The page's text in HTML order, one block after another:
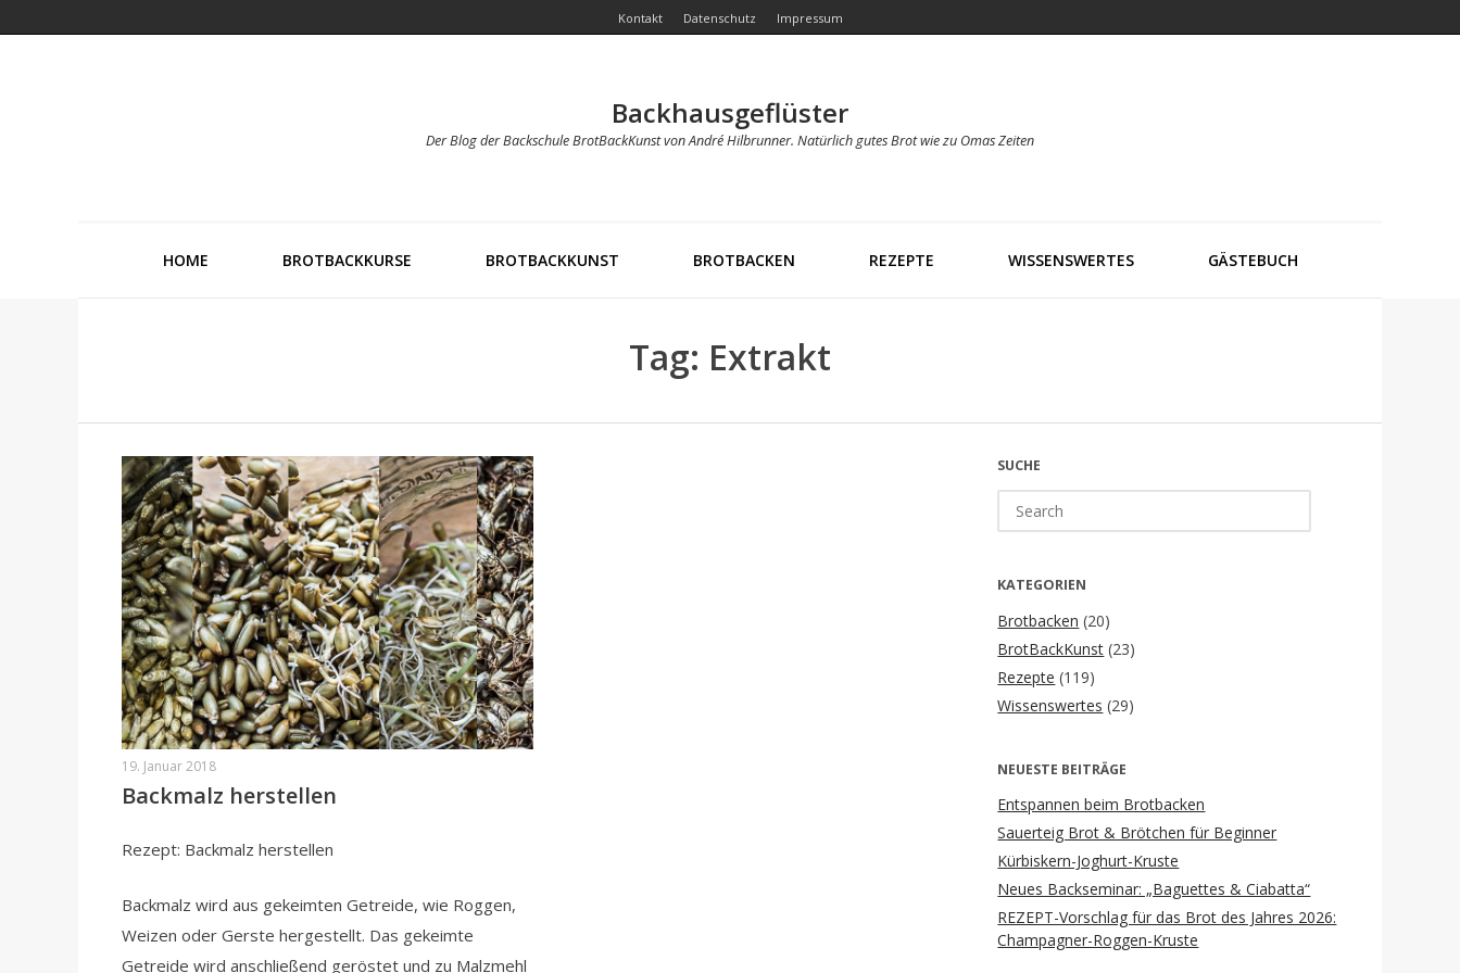
Kontakt Datenschutz Impressum
Backhausgeflüster
Der Blog der Backschule BrotBackKunst von André Hilbrunner. Natürlich gutes Brot wie zu Omas Zeiten
HOME BROTBACKKURSE BROTBACKKUNST BROTBACKEN REZEPTE WISSENSWERTES GÄSTEBUCH
Tag: Extrakt
19. Januar 2018
Backmalz herstellen
Rezept: Backmalz herstellen
Backmalz wird aus gekeimten Getreide, wie Roggen,
Weizen oder Gerste hergestellt. Das gekeimte
Getreide wird anschließend geröstet und zu Malzmehl
SUCHE
for:
KATEGORIEN
Brotbacken (20)
BrotBackKunst (23)
Rezepte (119)
Wissenswertes (29)
NEUESTE BEITRÄGE
Entspannen beim Brotbacken
Sauerteig Brot & Brötchen für Beginner
Kürbiskern-Joghurt-Kruste
Neues Backseminar: „Baguettes & Ciabatta“
REZEPT-Vorschlag für das Brot des Jahres 2026:
Champagner-Roggen-Kruste